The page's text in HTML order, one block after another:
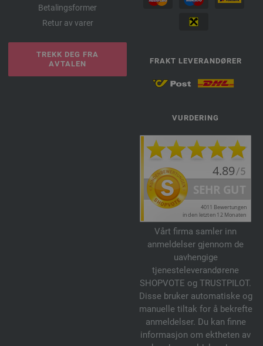
Betalingsformer
Retur av varer
TREKK DEG FRA
AVTALEN
FRAKT LEVERANDØRER
VURDERING
Vårt firma samler inn
anmeldelser gjennom de
uavhengige
tjenesteleverandørene
SHOPVOTE og TRUSTPILOT.
Disse bruker automatiske og
manuelle tiltak for å bekrefte
anmeldelser. Du kan finne
informasjon om ektheten av